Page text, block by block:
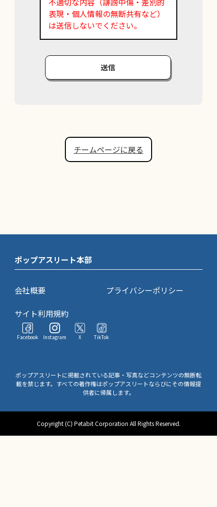
表現・個人情報の無断共有など）
は送信しないでください。
送信
チームページに戻る
ポップアスリート本部
会社概要
プライバシーポリシー
サイト利用規約
Facebook Instagram X TikTok
ポップアスリートに掲載されている記事・写真などコンテンツの無断転
載を禁じます。すべての著作権はポップアスリートならびにその情報提
供者に帰属します。
Copyright (C) Petabit Corporation All Rights Reserved.